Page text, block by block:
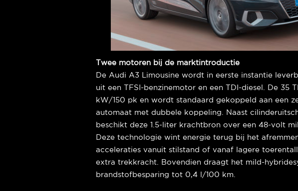
Twee motoren bij de marktintroductie
De Audi A3 Limousine wordt in eerste instantie
uit een TFSI-benzinemotor en een TDI-diesel. De 35
kW/150 pk en wordt standaard gekoppeld aan een
automaat met dubbele koppeling. Naast
beschikt deze 1.5-liter krachtbron over een 48-volt
Deze technologie wint energie terug bij het
acceleraties vanuit stilstand of vanaf lagere
extra trekkracht. Bovendien draagt het mild-
brandstofbesparing tot 0,4 l/100 km.